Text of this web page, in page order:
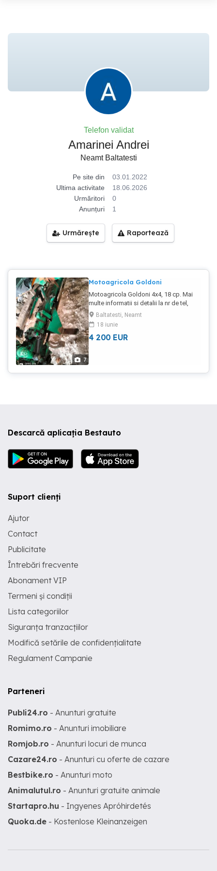
Telefon validat
Amarinei Andrei
Neamt Baltatesti
Pe site din
03.01.2022
Ultima activitate
18.06.2026
Urmăritori
0
Anunțuri
1
Urmărește Raportează
7
Motoagricola Goldoni
Motoagricola Goldoni 4x4, 18 cp. Mai
multe informatii si detalii la nr de tel,
3923880034
Baltatesti, Neamt
18 iunie
4 200 EUR
Descarcă aplicația Bestauto
Suport clienți
Ajutor
Contact
Publicitate
Întrebări frecvente
Abonament VIP
Termeni și condiții
Lista categoriilor
Siguranța tranzacțiilor
Modifică setările de confidențialitate
Regulament Campanie
Parteneri
Publi24.ro - Anunturi gratuite
Romimo.ro - Anunturi imobiliare
Romjob.ro - Anunturi locuri de munca
Cazare24.ro - Anunturi cu oferte de cazare
Bestbike.ro - Anunturi moto
Animalutul.ro - Anunturi gratuite animale
Startapro.hu - Ingyenes Apróhirdetés
Quoka.de - Kostenlose Kleinanzeigen